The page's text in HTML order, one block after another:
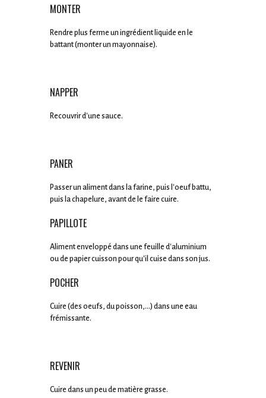
MONTER
Rendre plus ferme un ingrédient liquide en le
battant (monter un mayonnaise).
NAPPER
Recouvrir d'une sauce.
PANER
Passer un aliment dans la farine, puis l'oeuf battu,
puis la chapelure, avant de le faire cuire.
PAPILLOTE
Aliment enveloppé dans une feuille d'aluminium
ou de papier cuisson pour qu'il cuise dans son jus.
POCHER
Cuire (des oeufs, du poisson,...) dans une eau
frémissante.
REVENIR
Cuire dans un peu de matière grasse.